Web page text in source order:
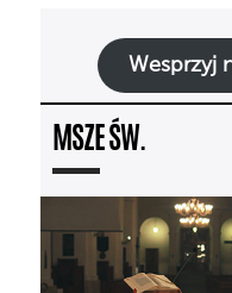
Wesprzyj
MSZE ŚW.